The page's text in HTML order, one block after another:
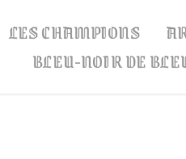
LES CHAMPIONS
BLEU-NOIR DE